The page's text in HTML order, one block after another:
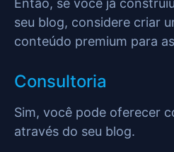
seu blog, considere criar
conteúdo premium para
Consultoria
Sim, você pode oferecer
através do seu blog.